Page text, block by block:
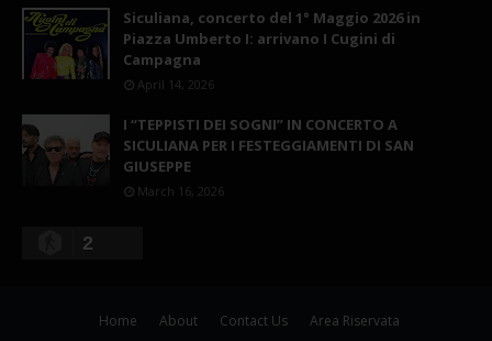
Siculiana, concerto del 1° Maggio 2026 in
Piazza Umberto I: arrivano I Cugini di
Campagna
April 14, 2026
I “TEPPISTI DEI SOGNI” IN CONCERTO A
SICULIANA PER I FESTEGGIAMENTI DI SAN
GIUSEPPE
March 16, 2026
2
Home About Contact Us Area Riservata